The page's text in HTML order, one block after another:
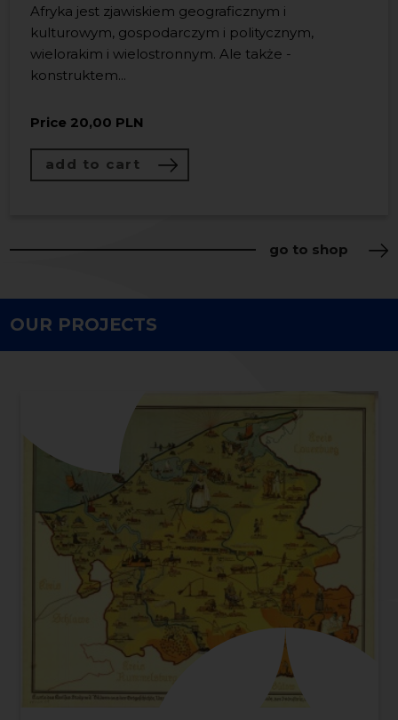
Afryka jest zjawiskiem geograficznym i
kulturowym, gospodarczym i politycznym,
wielorakim i wielostronnym. Ale także -
konstruktem...
Price 20,00 PLN
add to cart
Oddajemy w Państwa ręce kolejny tom książki
„Czytanie Pomorza. Literacki przewodnik po
Pomorzu – to znak, że nasza wspólna przygoda z...
Price 30,00 PLN
add to cart
go to shop
OUR PROJECTS